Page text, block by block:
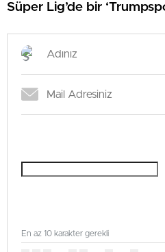
Süper Lig’de bir
En az 10 karakter gerekli